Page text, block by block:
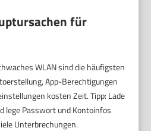
für
WLAN sind die häufigsten
App-Berechtigungen
kosten Zeit. Tipp: Lade
lege Passwort und Kontoinfos
Unterbrechungen.